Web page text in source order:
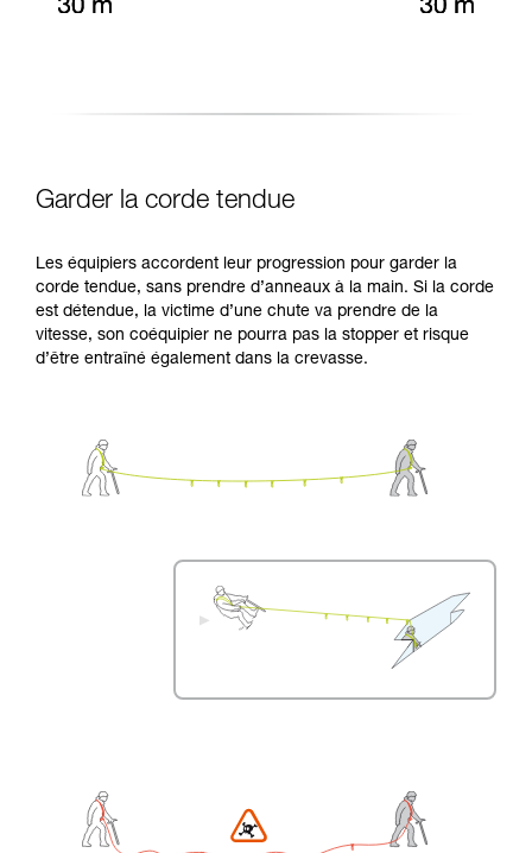
Garder la corde tendue
Les équipiers accordent leur progression pour garder la
corde tendue, sans prendre d’anneaux à la main. Si la corde
est détendue, la victime d’une chute va prendre de la
vitesse, son coéquipier ne pourra pas la stopper et risque
d’être entraîné également dans la crevasse.